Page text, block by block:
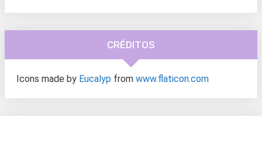
CRÉDITOS
Icons made by Eucalyp from www.flaticon.com